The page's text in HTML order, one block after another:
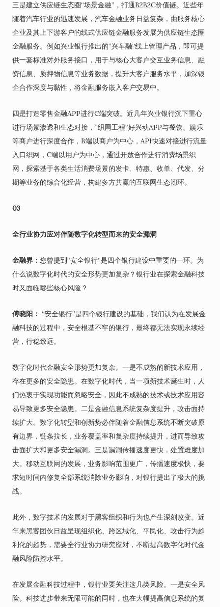
三是建立供应链生态圈“场景金融”，打通B2B2C价值链。近些年
随着汽车行业的迅速发展，汽车金融业务日益复杂，由服务核心
企业及其上下游客户的线式供应链金融服务发展为供应链生态圈
金融服务。例如兴业银行推出的“兴车融”线上管理产品，即可提
供一套标准对外服务接口，用于与核心大客户交互业务信息、融
资信息、质押物信息等业务数据，提升大客户服务水平，加深银
企合作深度与黏性，将金融服务嵌入客户交易中。
四是打造零售金融APP进行C端突破。近几年兴业银行沉下重心
进行场景渗透和生态对接，“织网工程”好兴动APP与餐饮、娱乐
等商户进行深度合作，B端以商户为中心，API快速对接进行流量
入口织网，C端以用户为中心，通过开放合作进行消费场景织
网，探索基于各类生活消费场景的发卡、特惠、收单、代发、分
期等业务的综合化经营，构建多方共赢的互联网生态闭环。
03
全行业协力应对伴随数字化转型而来的安全漏洞
金融界： 您曾提到“安全银行”是四个银行建设中重要的一环。为
什么说数字化时代的安全形势更加复杂？银行业在探索金融科技
时又面临哪些核心风险？
傅晓阳： “安全银行”是四个银行建设的基础，我们认为在发展金
融科技的过程中，安全根基不牢的银行，最终都无法实现永续经
营，行稳致远。
数字化时代金融安全形势更加复杂。一是不成熟的新技术应用，
存在更多的安全隐患。在数字化时代，当一项新技术诞生时，人
们热衷于实现功能而忽略安全，因此不成熟的技术或技术应用容
易导致更多安全隐患。二是金融信息系统复杂度提升，攻击面持
续扩大。数字化转型和创新势必伴随着金融信息系统不断突破原
有边界，链条拉长，业务覆盖率和复杂度持续提升，进而导致攻
击面扩大和更多安全漏洞。三是漏洞传播速度更快，处置难度加
大。移动互联网的发展，业务影响范围更广，传播速度极快，要
求短时间内修复全部系统消除业务影响，对银行提出了极大的挑
战。
此外，数字技术的发展对于黑客组织和行为也产生深刻改变。近
年来黑客团伙日益呈现组织化、跨区域化、平民化、攻击行为趋
利化的趋势，需要全行业协力研究应对，不断提高数字化时代金
融风险防控水平。
在发展金融科技过程中，银行业要关注这几类风险。一是安全风
险。科技进步带来无限可能的同时，也在大幅提高信息系统的复